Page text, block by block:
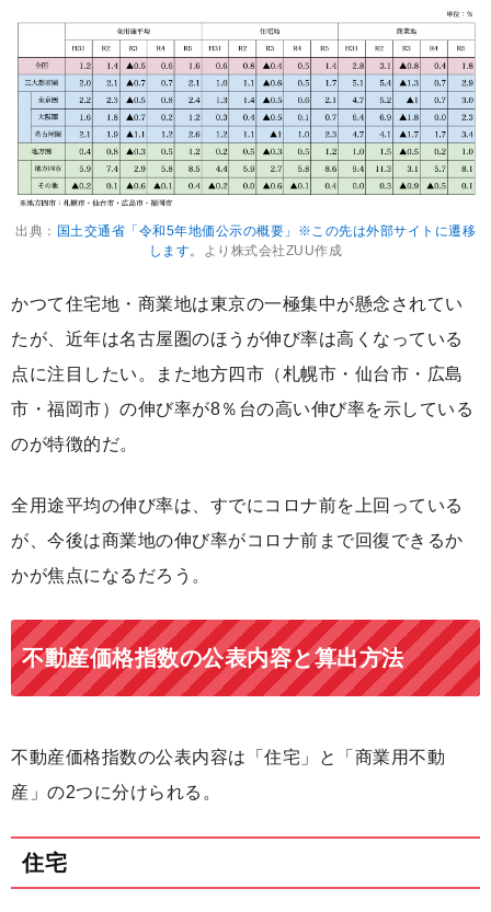
出典： 国土交通省「令和5年地価公示の概要」※この先は外部サイトに遷移
します。 より株式会社ZUU作成
かつて住宅地・商業地は東京の一極集中が懸念されてい
たが、近年は名古屋圏のほうが伸び率は高くなっている
点に注目したい。また地方四市（札幌市・仙台市・広島
市・福岡市）の伸び率が8％台の高い伸び率を示している
のが特徴的だ。
全用途平均の伸び率は、すでにコロナ前を上回っている
が、今後は商業地の伸び率がコロナ前まで回復できるか
かが焦点になるだろう。
不動産価格指数の公表内容と算出方法
不動産価格指数の公表内容は「住宅」と「商業用不動
産」の2つに分けられる。
住宅